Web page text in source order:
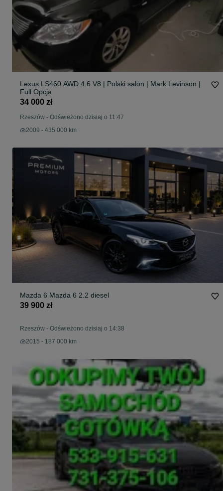
Lexus LS460 AWD 4.6 V8 | Polski salon | Mark Levinson |
Full Opcja
34 000 zł
Rzeszów - Odświeżono dzisiaj o 11:47
2009 - 435 000 km
Mazda 6 Mazda 6 2.2 diesel
39 900 zł
Rzeszów - Odświeżono dzisiaj o 14:38
2015 - 187 000 km